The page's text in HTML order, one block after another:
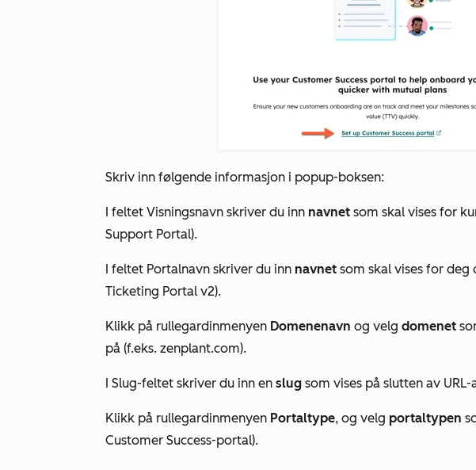
Skriv inn følgende informasjon i popup-boksen:
I feltet Visningsnavn skriver du inn navnet som skal vises for
Support Portal).
I feltet Portalnavn skriver du inn navnet som skal vises for
Ticketing Portal v2).
Klikk på rullegardinmenyen Domenenavn og velg domenet
på (f.eks. zenplant.com).
I Slug-feltet skriver du inn en slug som vises på slutten av
Klikk på rullegardinmenyen Portaltype, og velg portaltypen
Customer Success-portal).